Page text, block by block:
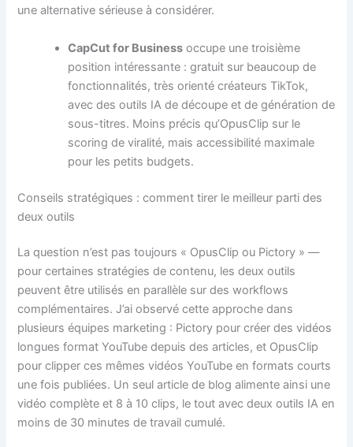
une alternative sérieuse à considérer.
CapCut for Business occupe une troisième
position intéressante : gratuit sur beaucoup de
fonctionnalités, très orienté créateurs TikTok,
avec des outils IA de découpe et de génération de
sous-titres. Moins précis qu’OpusClip sur le
scoring de viralité, mais accessibilité maximale
pour les petits budgets.
Conseils stratégiques : comment tirer le meilleur parti des
deux outils
La question n’est pas toujours « OpusClip ou Pictory » —
pour certaines stratégies de contenu, les deux outils
peuvent être utilisés en parallèle sur des workflows
complémentaires. J’ai observé cette approche dans
plusieurs équipes marketing : Pictory pour créer des vidéos
longues format YouTube depuis des articles, et OpusClip
pour clipper ces mêmes vidéos YouTube en formats courts
une fois publiées. Un seul article de blog alimente ainsi une
vidéo complète et 8 à 10 clips, le tout avec deux outils IA en
moins de 30 minutes de travail cumulé.